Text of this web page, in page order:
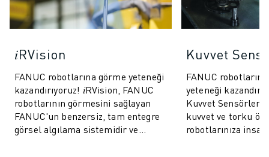
𝑖RVision
FANUC robotlarına görme yeteneği
kazandırıyoruz! 𝑖RVision, FANUC
robotlarının görmesini sağlayan
FANUC'un benzersiz, tam entegre
görsel algılama sistemidir ve
Kuvvet
FANUC
yeteneği
Kuvvet Sensörleri,
kuvvet ve torku
robotlarınıza